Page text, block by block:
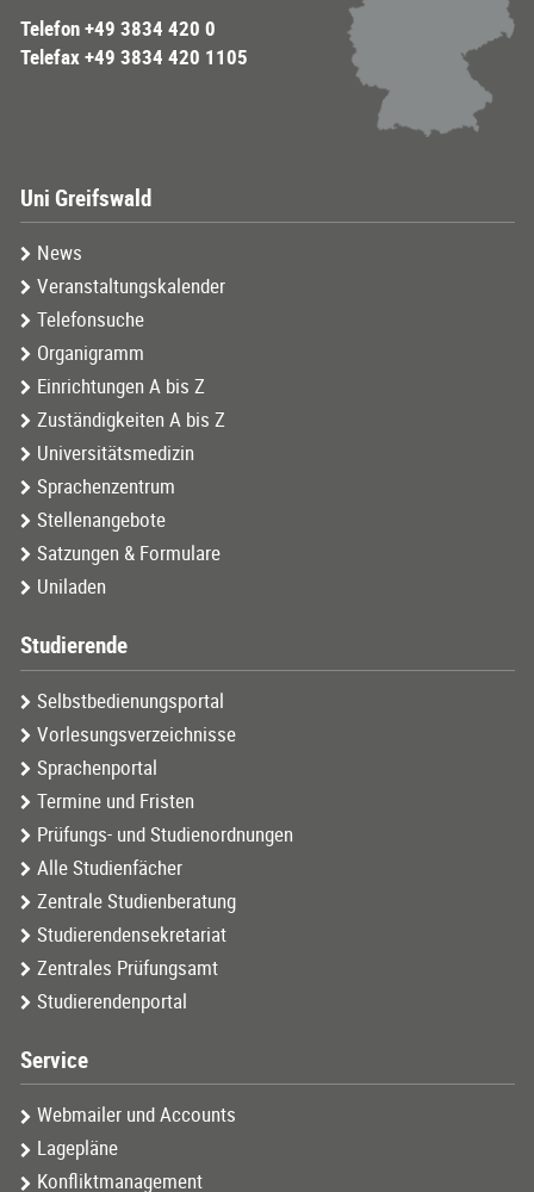
Telefon +49 3834 420 0
Telefax +49 3834 420 1105
Uni Greifswald
News
Veranstaltungskalender
Telefonsuche
Organigramm
Einrichtungen A bis Z
Zuständigkeiten A bis Z
Universitätsmedizin
Sprachenzentrum
Stellenangebote
Satzungen & Formulare
Uniladen
Studierende
Selbstbedienungsportal
Vorlesungsverzeichnisse
Sprachenportal
Termine und Fristen
Prüfungs- und Studienordnungen
Alle Studienfächer
Zentrale Studienberatung
Studierendensekretariat
Zentrales Prüfungsamt
Studierendenportal
Service
Webmailer und Accounts
Lagepläne
Konfliktmanagement